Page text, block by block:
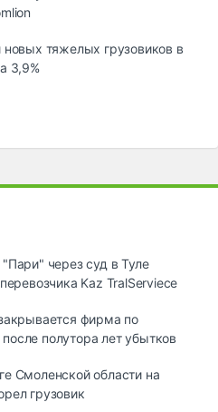
новых тяжелых грузовиков в
3,9%
через суд в Туле
Kaz TralServiece
фирма по
полутора лет убытков
Смоленской области на
грузовик